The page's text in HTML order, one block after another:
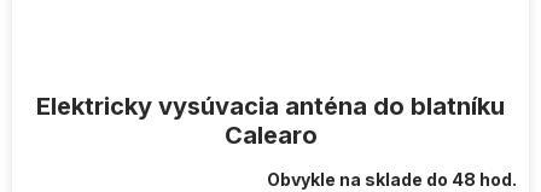
Elektricky vysúvacia anténa do blatníku
Calearo
Obvykle na sklade do 48 hod.